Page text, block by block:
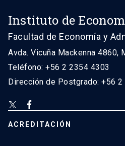
Instituto de
Facultad de Economía y
Avda. Vicuña Mackenna 4860,
Teléfono: +56 2 2354 4303
Dirección de Postgrado: +56 2
ACREDITACIÓN